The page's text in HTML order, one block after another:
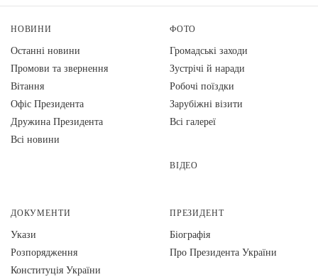
НОВИНИ
Останні новини
Промови та звернення
Вiтання
Офіс Президента
Дружина Президента
Всі новини
ФОТО
Громадські заходи
Зустрічі й наради
Робочі поїздки
Зарубіжні візити
Всі галереї
ВІДЕО
ДОКУМЕНТИ
Укази
Розпорядження
Конституція України
ПРЕЗИДЕНТ
Біографія
Про Президента України